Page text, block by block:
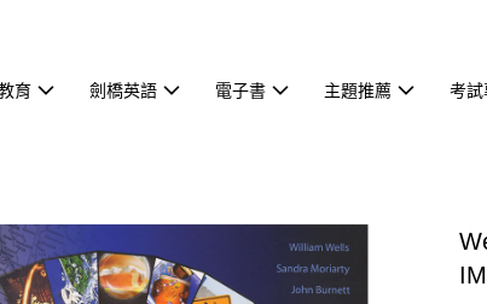
育 劍橋英語 電子書 主題推薦 考試